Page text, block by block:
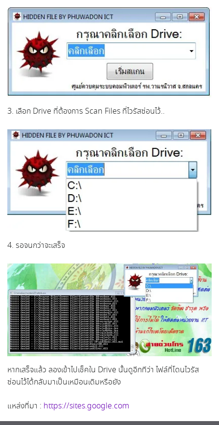
3. เลือก Drive ที่ต้องการ Scan Files ที่ไวรัสซ่อนไว้..
4. รอจนกว่าจะเสร็จ
หากเสร็จแล้ว ลองเข้าไปเช็คใน Drive นั้นดูอีกทีว่า ไฟล์ที่โดนไวรัส
ซ่อนไว้ได้กลับมาเป็นเหมือนเดิมหรือยัง
แหล่งที่มา : https://sites.google.com